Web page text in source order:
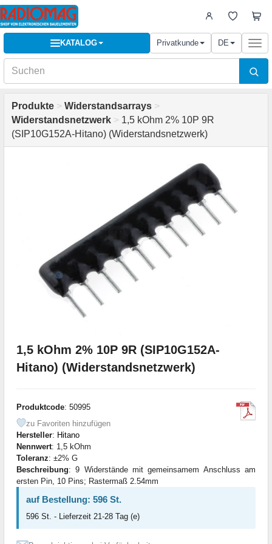
KATALOG Privatkunde DE
Produkte > Widerstandsarrays >
Widerstandsnetzwerk > 1,5 kOhm 2% 10P 9R
(SIP10G152A-Hitano) (Widerstandsnetzwerk)
1,5 kOhm 2% 10P 9R (SIP10G152A-
Hitano) (Widerstandsnetzwerk)
Produktcode: 50995
zu Favoriten hinzufügen
Hersteller: Hitano
Nennwert: 1,5 kOhm
Toleranz: ±2% G
Beschreibung: 9 Widerstände mit gemeinsamem Anschluss am
ersten Pin, 10 Pins; Rastermaß 2.54mm
auf Bestellung: 596 St.
596 St. - Lieferzeit 21-28 Tag (e)